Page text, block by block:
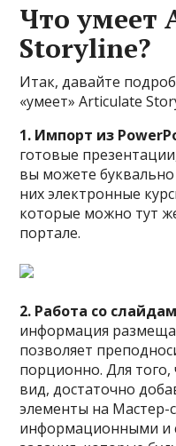
Что умеет
Storyline?
Итак, давайте
«умеет» Articulate
1. Импорт из
готовые
вы можете буквально
них электронные
которые можно тут
портале.
2. Работа со
информация
позволяет
порционно. Для
вид, достаточно
элементы на Мастер-
информационными и